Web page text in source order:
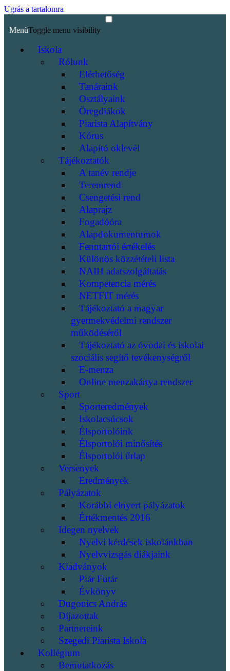
Ugrás a tartalomra
MenüToggle menu visibility
Iskola
Rólunk
Elérhetőség
Tanáraink
Osztályaink
Öregdiákok
Piarista Alapítvány
Kórus
Alapító oklevél
Tájékoztatók
A tanév rendje
Teremrend
Csengetési rend
Alaprajz
Fogadóóra
Alapdokumentumok
Fenntartói értékelés
Különös közzétételi lista
NAIH adatszolgáltatás
Kompetencia mérés
NETFIT mérés
Tájékoztató a magyar
gyermekvédelmi rendszer
működéséről
Tájékoztató az óvodai és iskolai
szociális segítő tevékenységről
E-menza
Online menzakártya rendszer
Sport
Sporteredmények
Iskolacsúcsok
Élsportolóink
Élsportolói minősítés
Élsportolói űrlap
Versenyek
Eredmények
Pályázatok
Korábbi elnyert pályázatok
Értékmentés 2016
Idegen nyelvek
Nyelvi kérdések iskolánkban
Nyelvvizsgás diákjaink
Kiadványok
Piár Futár
Évkönyv
Dugonics András
Díjazottak
Partnereink
Szegedi Piarista Iskola
Kollégium
Bemutatkozás